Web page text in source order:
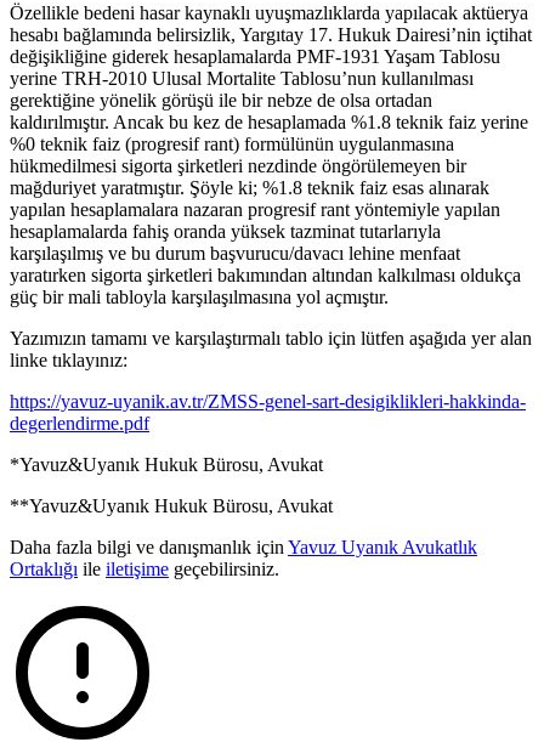
Özellikle bedeni hasar kaynaklı uyuşmazlıklarda yapılacak aktüerya
hesabı bağlamında belirsizlik, Yargıtay 17. Hukuk Dairesi’nin içtihat
değişikliğine giderek hesaplamalarda PMF-1931 Yaşam Tablosu
yerine TRH-2010 Ulusal Mortalite Tablosu’nun kullanılması
gerektiğine yönelik görüşü ile bir nebze de olsa ortadan
kaldırılmıştır. Ancak bu kez de hesaplamada %1.8 teknik faiz yerine
%0 teknik faiz (progresif rant) formülünün uygulanmasına
hükmedilmesi sigorta şirketleri nezdinde öngörülemeyen bir
mağduriyet yaratmıştır. Şöyle ki; %1.8 teknik faiz esas alınarak
yapılan hesaplamalara nazaran progresif rant yöntemiyle yapılan
hesaplamalarda fahiş oranda yüksek tazminat tutarlarıyla
karşılaşılmış ve bu durum başvurucu/davacı lehine menfaat
yaratırken sigorta şirketleri bakımından altından kalkılması oldukça
güç bir mali tabloyla karşılaşılmasına yol açmıştır.
Yazımızın tamamı ve karşılaştırmalı tablo için lütfen aşağıda yer alan
linke tıklayınız:
https://yavuz-uyanik.av.tr/ZMSS-genel-sart-desigiklikleri-hakkinda-
degerlendirme.pdf
*Yavuz&Uyanık Hukuk Bürosu, Avukat
**Yavuz&Uyanık Hukuk Bürosu, Avukat
Daha fazla bilgi ve danışmanlık için Yavuz Uyanık Avukatlık
Ortaklığı ile iletişime geçebilirsiniz.